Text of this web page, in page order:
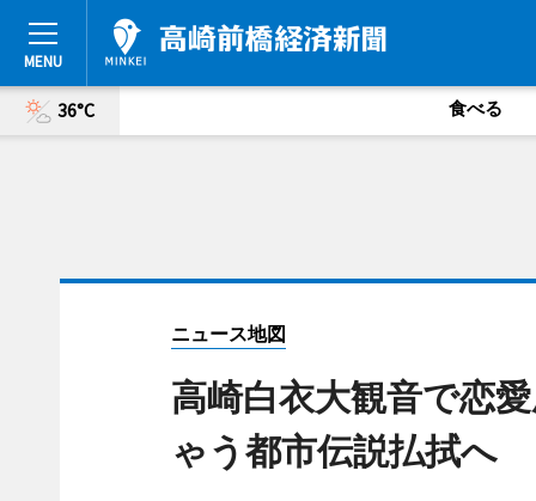
36°C 食べる
ニュース地図
高崎白衣大観音で恋
ゃう都市伝説払拭へ